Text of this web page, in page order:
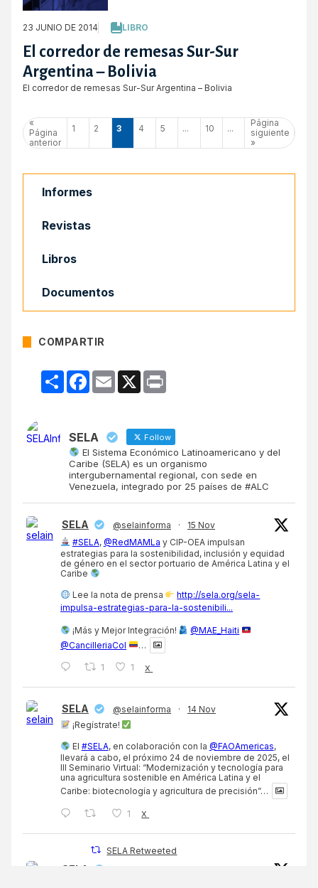
23 JUNIO DE 2014 LIBRO
El corredor de remesas Sur-Sur
Argentina – Bolivia
El corredor de remesas Sur-Sur Argentina – Bolivia
«
Página
anterior
1 2 3 4 5 ... 10 ...
Página
siguiente
»
Informes
Revistas
Libros
Documentos
COMPARTIR
CompartirFacebook
Email X
SELA Follow
El Sistema Económico Latinoamericano y del
Caribe (SELA) es un organismo
intergubernamental regional, con sede en
Venezuela, integrado por 25 países de #ALC
SELA @selainforma ·
15 Nov
#SELA, @RedMAMLa y CIP-OEA impulsan
estrategias para la sostenibilidad, inclusión y equidad
de género en el sector portuario de América Latina y el
Caribe
Lee la nota de prensa
http://sela.org/sela-
impulsa-estrategias-para-la-sostenibili...
¡Más y Mejor Integración!
@MAE_Haiti
@CancilleriaCol
…
1 1 X
SELA @selainforma ·
14 Nov
¡Regístrate!
El #SELA, en colaboración con la @FAOAmericas,
llevará a cabo, el próximo 24 de noviembre de 2025, el
III Seminario Virtual: “Modernización y tecnología para
una agricultura sostenible en América Latina y el
Caribe: biotecnología y agricultura de precisión”…
1 X
SELA Retweeted
SELA